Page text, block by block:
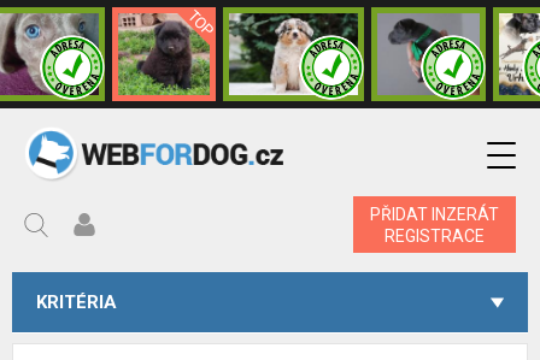
PŘIDAT INZERÁT
REGISTRACE
KRITÉRIA